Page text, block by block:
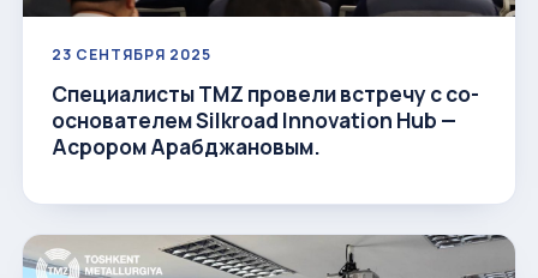
23 СЕНТЯБРЯ 2025
Специалисты ТМZ провели встречу с со-
основателем Silkroad Innovation Hub —
Асрором Арабджановым.